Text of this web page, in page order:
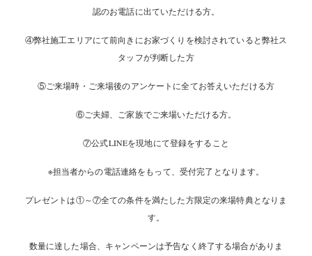
認のお電話に出ていただける方。
④弊社施工エリアにて前向きにお家づくりを検討されていると弊社ス
タッフが判断した方
⑤ご来場時・ご来場後のアンケートに全てお答えいただける方
⑥ご夫婦、ご家族でご来場いただける方。
⑦公式LINEを現地にて登録をすること
※担当者からの電話連絡をもって、受付完了となります。
プレゼントは①～⑦全ての条件を満たした方限定の来場特典となりま
す。
数量に達した場合、キャンペーンは予告なく終了する場合がありま